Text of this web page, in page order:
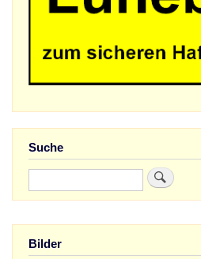
Suche
Suche
Bilder